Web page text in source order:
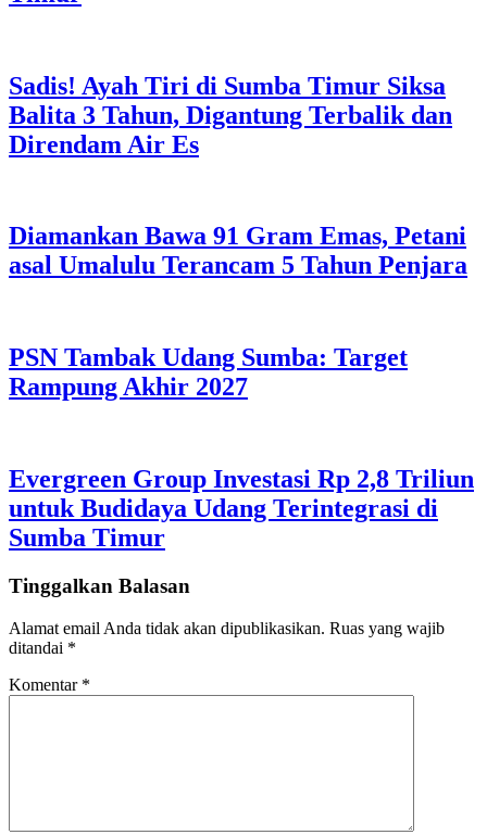
Sadis! Ayah Tiri di Sumba Timur Siksa
Balita 3 Tahun, Digantung Terbalik dan
Direndam Air Es
Diamankan Bawa 91 Gram Emas, Petani
asal Umalulu Terancam 5 Tahun Penjara
PSN Tambak Udang Sumba: Target
Rampung Akhir 2027
Evergreen Group Investasi Rp 2,8 Triliun
untuk Budidaya Udang Terintegrasi di
Sumba Timur
Tinggalkan Balasan
Alamat email Anda tidak akan dipublikasikan. Ruas yang wajib
ditandai *
Komentar *